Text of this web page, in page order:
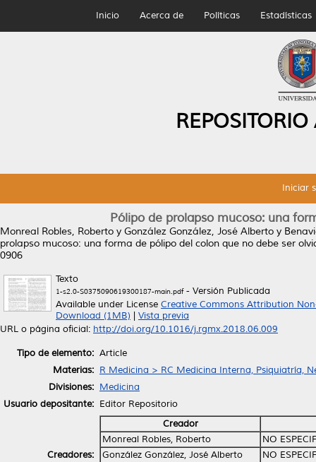
Inicio Acerca de Políticas Estadísticas
Iniciar
Pólipo de prolapso mucoso: una
Monreal Robles, Roberto y González González, José Alberto y
prolapso mucoso: una forma de pólipo del colon que no debe ser
0906
Texto
1-s2.0-S0375090619300187-main.pdf- Versión Publicada
Available under License Creative Commons Attribution
Download (1MB)
Vista previa
URL o página oficial: http://doi.org/10.1016/j.rgmx.2018.06.009
Tipo de elemento: Article
Materias: R Medicina > RC Medicina Interna, Psiquiatría,
Divisiones: Medicina
Usuario depositante: Editor Repositorio
Creadores:
Creador
Monreal Robles, Roberto
NO
González González, José Alberto
NO